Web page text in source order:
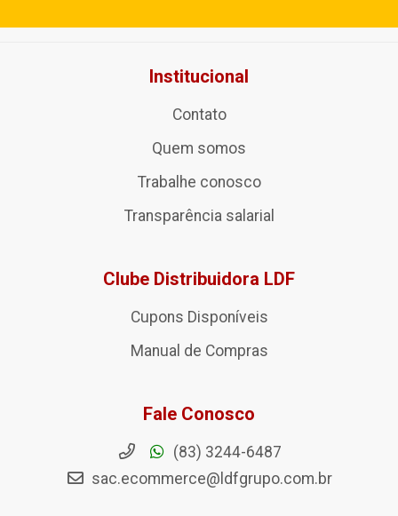
Institucional
Contato
Quem somos
Trabalhe conosco
Transparência salarial
Clube Distribuidora LDF
Cupons Disponíveis
Manual de Compras
Fale Conosco
(83) 3244-6487
sac.ecommerce@ldfgrupo.com.br